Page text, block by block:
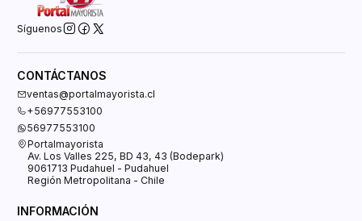
Síguenos
CONTÁCTANOS
ventas@portalmayorista.cl
+56977553100
56977553100
Portalmayorista
Av. Los Valles 225, BD 43, 43 (Bodepark)
9061713 Pudahuel - Pudahuel
Región Metropolitana - Chile
INFORMACIÓN